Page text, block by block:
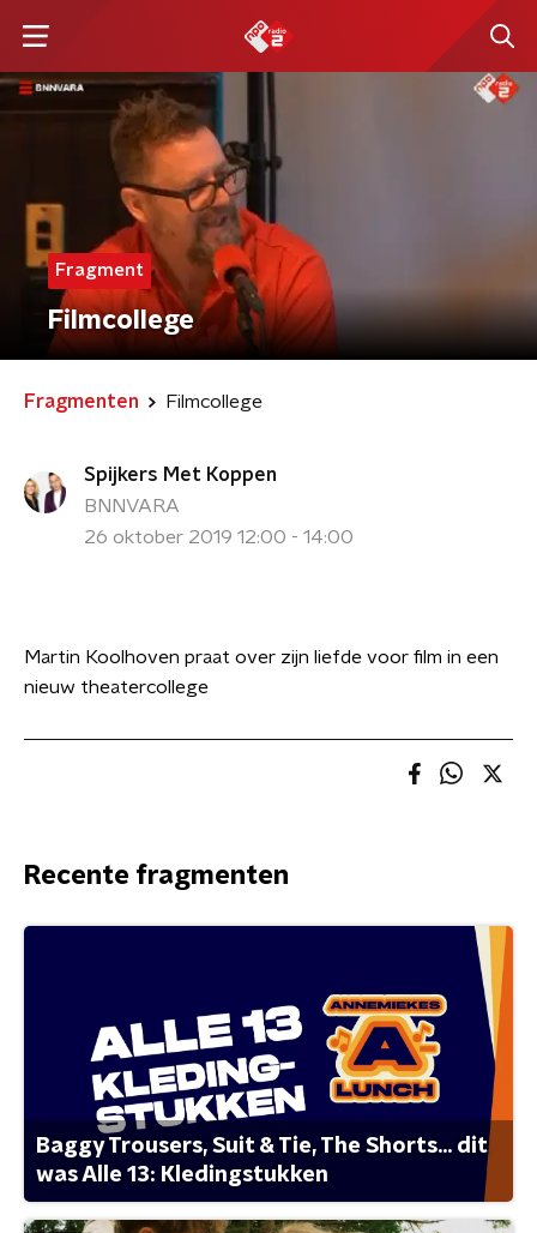
Fragment
Filmcollege
Fragmenten Filmcollege
Spijkers Met Koppen
BNNVARA
26 oktober 2019 12:00 - 14:00
Martin Koolhoven praat over zijn liefde voor film in een
nieuw theatercollege
Recente fragmenten
Baggy Trousers, Suit & Tie, The Shorts... dit
was Alle 13: Kledingstukken